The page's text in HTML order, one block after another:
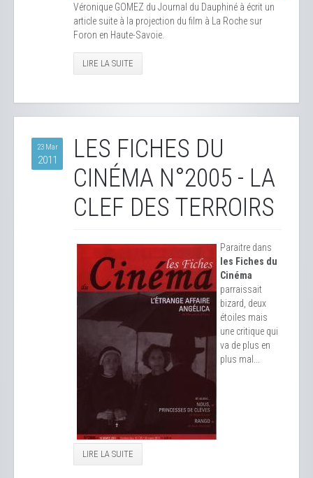
Véronique GOMEZ du Journal du Dauphiné à écrit un
article suite à la projection du film à La Roche sur
Foron en Haute-Savoie.
LIRE LA SUITE
23 Mar
2011
LES FICHES DU
CINÉMA N°2005 - LA
CLEF DES TERROIRS
Paraitre dans
les Fiches du
Cinéma
parraissait
bizard, deux
étoiles mais
une critique qui
va de plus en
plus mal...
LIRE LA SUITE